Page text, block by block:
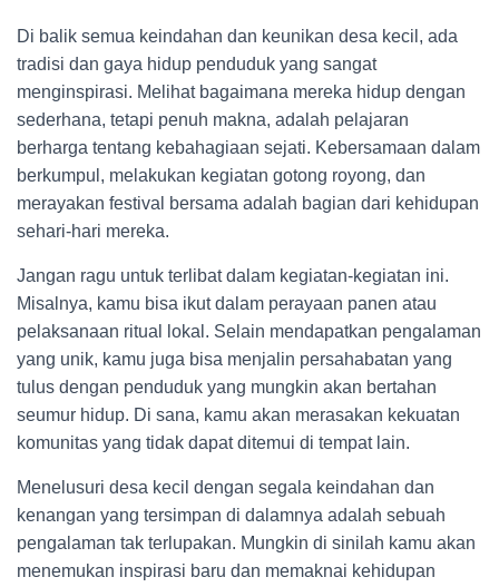
Di balik semua keindahan dan keunikan desa kecil, ada
tradisi dan gaya hidup penduduk yang sangat
menginspirasi. Melihat bagaimana mereka hidup dengan
sederhana, tetapi penuh makna, adalah pelajaran
berharga tentang kebahagiaan sejati. Kebersamaan dalam
berkumpul, melakukan kegiatan gotong royong, dan
merayakan festival bersama adalah bagian dari kehidupan
sehari-hari mereka.
Jangan ragu untuk terlibat dalam kegiatan-kegiatan ini.
Misalnya, kamu bisa ikut dalam perayaan panen atau
pelaksanaan ritual lokal. Selain mendapatkan pengalaman
yang unik, kamu juga bisa menjalin persahabatan yang
tulus dengan penduduk yang mungkin akan bertahan
seumur hidup. Di sana, kamu akan merasakan kekuatan
komunitas yang tidak dapat ditemui di tempat lain.
Menelusuri desa kecil dengan segala keindahan dan
kenangan yang tersimpan di dalamnya adalah sebuah
pengalaman tak terlupakan. Mungkin di sinilah kamu akan
menemukan inspirasi baru dan memaknai kehidupan